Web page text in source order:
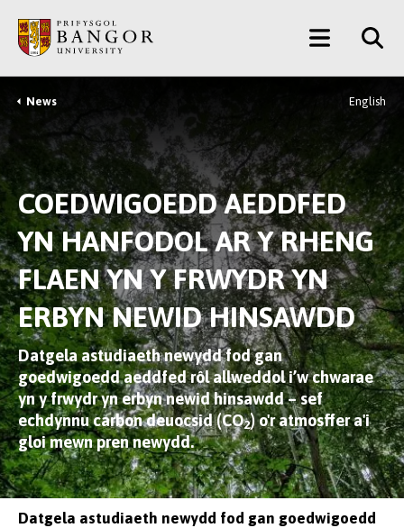
Prif
Gynnwys
Main
Menu
Breadcrumb
News English
COEDWIGOEDD AEDDFED
YN HANFODOL AR Y RHENG
FLAEN YN Y FRWYDR YN
ERBYN NEWID HINSAWDD
Datgela astudiaeth newydd fod gan
goedwigoedd aeddfed rôl allweddol i’w chwarae
yn y frwydr yn erbyn newid hinsawdd – sef
echdynnu carbon deuocsid (CO2) o'r atmosffer a'i
gloi mewn pren newydd.
Datgela astudiaeth newydd fod gan goedwigoedd